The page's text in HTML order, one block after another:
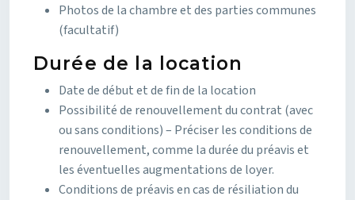
Photos de la chambre et des parties communes
(facultatif)
Durée de la location
Date de début et de fin de la location
Possibilité de renouvellement du contrat (avec
ou sans conditions) – Préciser les conditions de
renouvellement, comme la durée du préavis et
les éventuelles augmentations de loyer.
Conditions de préavis en cas de résiliation du